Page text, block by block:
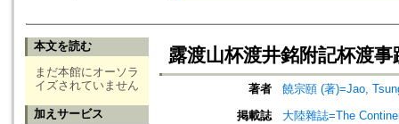
本文を読む
まだ本館にオーソラ
イズされていません
加えサービス
露渡山杯渡井銘附記杯渡
著者
饒宗頤 (著)=Jao,
掲載誌
大陸雜誌=The